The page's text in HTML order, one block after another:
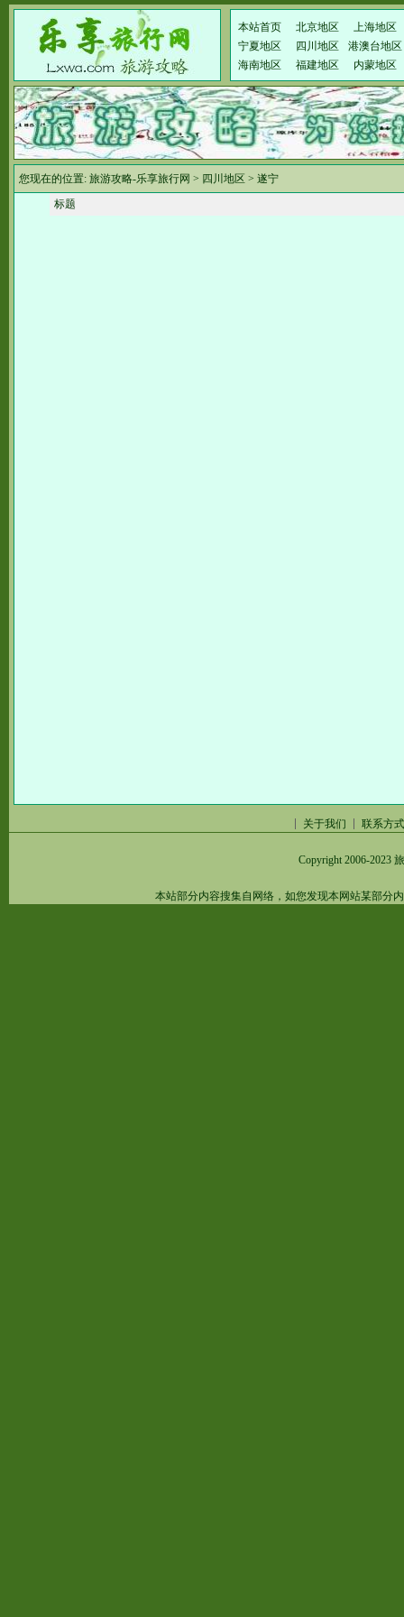
本站首页 北京地区
上海地区
宁夏地区
四川地区
港澳台地区
海南地区
福建地区 内蒙地区
您现在的位置: 旅游攻略-乐享旅行网 > 四川地区 > 遂宁
标题
关于我们 联系方式
Copyright 2006-2023
本站部分内容搜集自网络，如您发现本网站某部分